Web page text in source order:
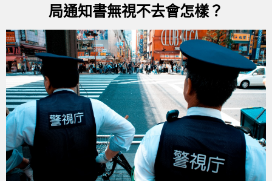
局通知書無視不去會怎樣？